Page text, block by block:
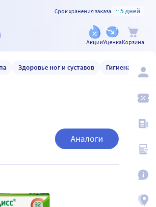
Срок хранения заказа ~ 5 дней
АкцииУценкаКорзина
Здоровье ног и суставов Гигиена и уход
Аналоги